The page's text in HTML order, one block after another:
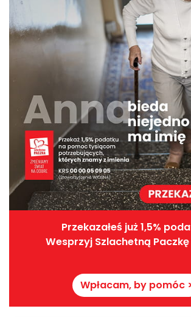
Przekazałeś już 1,5%
Wesprzyj Szlachetną
Wpłacam, by pomóc